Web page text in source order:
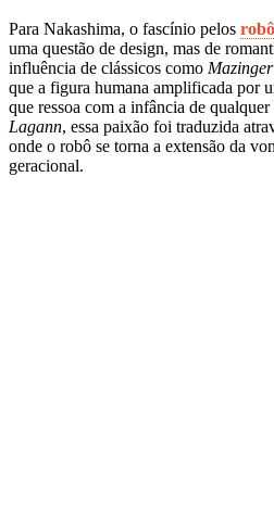
Para Nakashima, o fascínio pelos
uma questão de design, mas de
influência de clássicos como
que a figura humana amplificada por
que ressoa com a infância de
Lagann, essa paixão foi traduzida
onde o robô se torna a extensão da
geracional.